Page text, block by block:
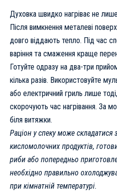
Духовка швидко нагріває не
Після вимкнення металеві
довго віддають тепло. Під час
варіння та смаження краще
Готуйте одразу на два-три
кілька разів. Використовуйте
або електричний гриль лише
скорочують час нагрівання. За
біля витяжки.
Раціон у спеку може складатися
кисломолочних продуктів,
риби або попередньо
необхідно правильно
при кімнатній температурі.